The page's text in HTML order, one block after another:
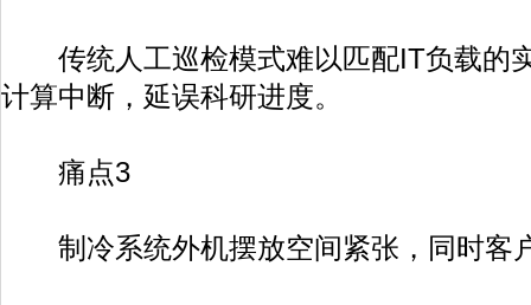
传统人工巡检模式难以匹配IT负载的
计算中断，延误科研进度。
痛点3
制冷系统外机摆放空间紧张，同时客